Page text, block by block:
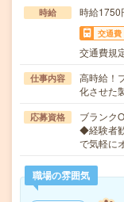
時給 時給1750
交通費
交通費規
仕事内容
高時給！
化させた
応募資格
ブランク
◆経験者
で気軽に
職場の雰囲気